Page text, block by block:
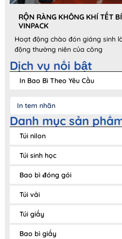
RỘN RÀNG KHÔNG KHÍ TẾT
VINPACK
Hoạt động chào đón giáng sinh
động thường niên của công
Dịch vụ nổi bật
In Bao Bì Theo Yêu Cầu
In tem nhãn
Danh mục sản
Túi nilon
Túi sinh học
Bao bì đóng gói
Túi vải
Túi giấy
Bao bì giấy